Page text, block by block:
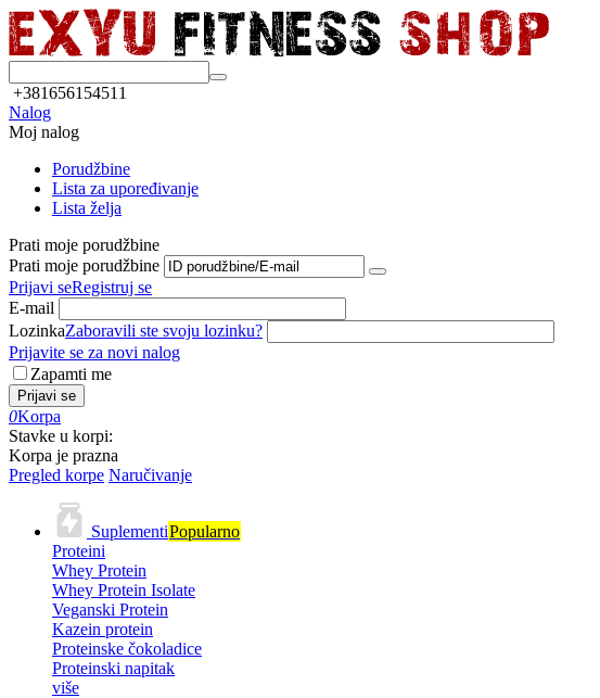
+381656154511
Nalog
Moj nalog
Porudžbine
Lista za upoređivanje
Lista želja
Prati moje porudžbine
Prati moje porudžbine
Prijavi seRegistruj se
E-mail
LozinkaZaboravili ste svoju lozinku?
Prijavite se za novi nalog
Zapamti me
Prijavi se
0Korpa
Stavke u korpi:
Korpa je prazna
Pregled korpe Naručivanje
SuplementiPopularno
Proteini
Whey Protein
Whey Protein Isolate
Veganski Protein
Kazein protein
Proteinske čokoladice
Proteinski napitak
više